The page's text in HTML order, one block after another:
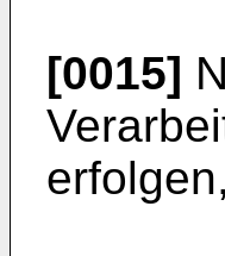
[0015]